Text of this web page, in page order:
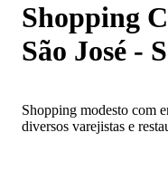
Shopping
São José -
Shopping modesto com
diversos varejistas e